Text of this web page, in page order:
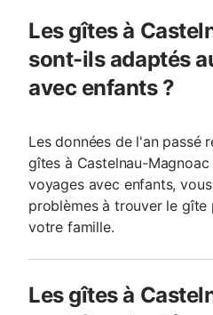
Les gîtes à
sont-ils adaptés
avec enfants ?
Les données de l'an passé
gîtes à Castelnau-
voyages avec enfants,
problèmes à trouver le
votre famille.
Les gîtes à